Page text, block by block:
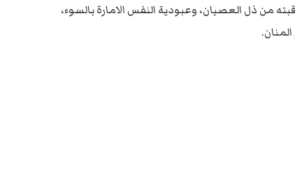
من ذل العصيان، وعبودية النفس الامارة بالسوء،